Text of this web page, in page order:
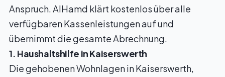
Anspruch. AlHamd klärt kostenlos über alle
verfügbaren Kassenleistungen auf und
übernimmt die gesamte Abrechnung.
1. Haushaltshilfe in Kaiserswerth
Die gehobenen Wohnlagen in Kaiserswerth,